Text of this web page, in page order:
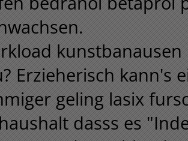
Erzieherisch kann's
geling lasix
dasss es